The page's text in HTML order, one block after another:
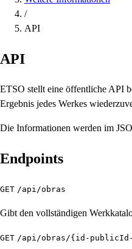
/
API
API
ETSO stellt eine öffentliche API
Ergebnis jedes Werkes
Die Informationen werden im
Endpoints
GET /api/obras
Gibt den vollständigen
GET /api/obras/{id-